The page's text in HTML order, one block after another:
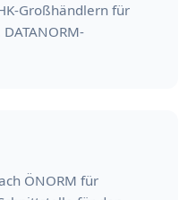
Großhändlern für
ÖNORM für